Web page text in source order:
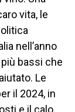
vita, le
nell’anno
bassi che
Le
il 2024, in
e il calo